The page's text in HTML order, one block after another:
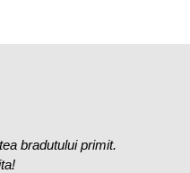
bradutului primit.